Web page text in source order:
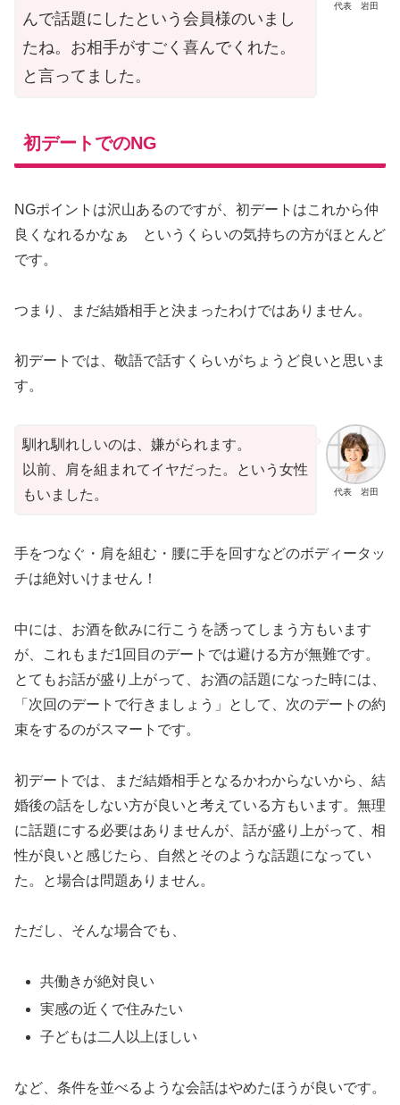
代表 岩田
んで話題にしたという会員様のいまし
たね。お相手がすごく喜んでくれた。
と言ってました。
初デートでのNG
NGポイントは沢山あるのですが、初デートはこれから仲
良くなれるかなぁ というくらいの気持ちの方がほとんど
です。
つまり、まだ結婚相手と決まったわけではありません。
初デートでは、敬語で話すくらいがちょうど良いと思いま
す。
代表 岩田
馴れ馴れしいのは、嫌がられます。
以前、肩を組まれてイヤだった。という女性
もいました。
手をつなぐ・肩を組む・腰に手を回すなどのボディータッ
チは絶対いけません！
中には、お酒を飲みに行こうを誘ってしまう方もいます
が、これもまだ1回目のデートでは避ける方が無難です。
とてもお話が盛り上がって、お酒の話題になった時には、
「次回のデートで行きましょう」として、次のデートの約
束をするのがスマートです。
初デートでは、まだ結婚相手となるかわからないから、結
婚後の話をしない方が良いと考えている方もいます。無理
に話題にする必要はありませんが、話が盛り上がって、相
性が良いと感じたら、自然とそのような話題になってい
た。と場合は問題ありません。
ただし、そんな場合でも、
共働きが絶対良い
実感の近くで住みたい
子どもは二人以上ほしい
など、条件を並べるような会話はやめたほうが良いです。